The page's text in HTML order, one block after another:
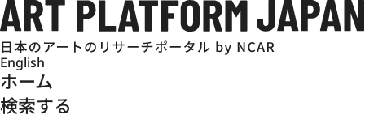
English
ホーム
検索する